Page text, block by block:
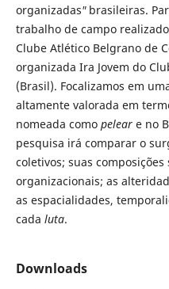
organizadas"brasileiras.
trabalho de campo
Clube Atlético Belgrano de
organizada Ira Jovem do
(Brasil). Focalizamos em
altamente valorada em
nomeada como peleare no
pesquisa irá comparar o
coletivos; suas
organizacionais; as
as espacialidades,
cada luta.
Downloads